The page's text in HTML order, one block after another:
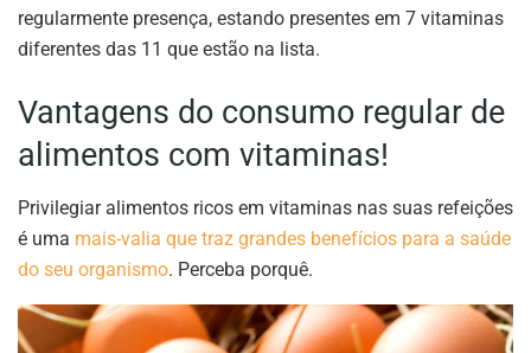
regularmente presença, estando presentes em 7 vitaminas
diferentes das 11 que estão na lista.
Vantagens do consumo regular de
alimentos com vitaminas!
Privilegiar alimentos ricos em vitaminas nas suas refeições
é uma mais-valia que traz grandes benefícios para a saúde
do seu organismo. Perceba porquê.